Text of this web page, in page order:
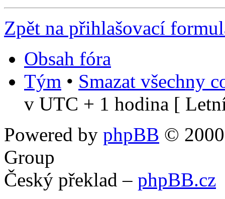
Zpět na přihlašovací
Obsah fóra
Tým • Smazat všechny
v UTC + 1 hodina [
Powered by phpBB ©
Group
Český překlad – phpBB.cz